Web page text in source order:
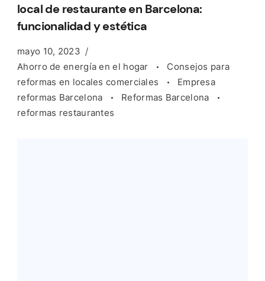
local de restaurante en Barcelona:
funcionalidad y estética
mayo 10, 2023
Ahorro de energía en el hogar
Consejos para
reformas en locales comerciales
Empresa
reformas Barcelona
Reformas Barcelona
reformas restaurantes